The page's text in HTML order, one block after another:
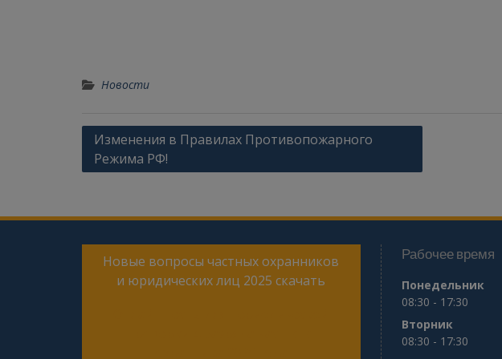
Новости
Изменения в Правилах Противопожарного
Режима РФ!
Новые вопросы частных охранников
и юридических лиц 2025 скачать
Рабочее время
Понедельник
08:30 - 17:30
Вторник
08:30 - 17:30